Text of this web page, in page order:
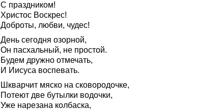
С праздником!
Христос Воскрес!
Доброты, любви, чудес!
День сегодня озорной,
Он пасхальный, не простой.
Будем дружно отмечать,
И Иисуса воспевать.
Шкварчит мяско на сковородочке,
Потеют две бутылки водочки,
Уже нарезана колбаска,